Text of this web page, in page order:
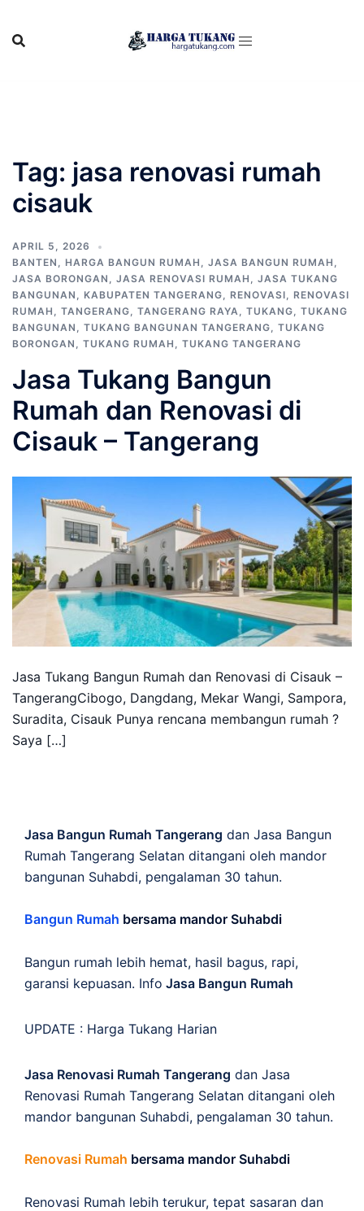
content
Tag: jasa renovasi rumah
cisauk
APRIL 5, 2026
BANTEN , HARGA BANGUN RUMAH , JASA BANGUN RUMAH ,
JASA BORONGAN , JASA RENOVASI RUMAH , JASA TUKANG
BANGUNAN , KABUPATEN TANGERANG, RENOVASI, RENOVASI
RUMAH , TANGERANG, TANGERANG RAYA, TUKANG, TUKANG
BANGUNAN , TUKANG BANGUNAN TANGERANG, TUKANG
BORONGAN , TUKANG RUMAH , TUKANG TANGERANG
Jasa Tukang Bangun
Rumah dan Renovasi di
Cisauk – Tangerang
Jasa Tukang Bangun Rumah dan Renovasi di Cisauk –
TangerangCibogo, Dangdang, Mekar Wangi, Sampora,
Suradita, Cisauk Punya rencana membangun rumah ?
Saya […]
Jasa Bangun Rumah Tangerang dan Jasa Bangun
Rumah Tangerang Selatan ditangani oleh mandor
bangunan Suhabdi, pengalaman 30 tahun.
Bangun Rumah bersama mandor Suhabdi
Bangun rumah lebih hemat, hasil bagus, rapi,
garansi kepuasan. Info Jasa Bangun Rumah
UPDATE : Harga Tukang Harian
Jasa Renovasi Rumah Tangerang dan Jasa
Renovasi Rumah Tangerang Selatan ditangani oleh
mandor bangunan Suhabdi, pengalaman 30 tahun.
Renovasi Rumah bersama mandor Suhabdi
Renovasi Rumah lebih terukur, tepat sasaran dan